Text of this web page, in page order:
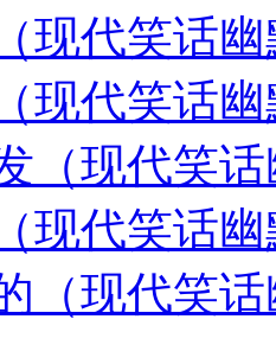
现代笑话
现代笑话
（现代笑
现代笑话
（现代笑